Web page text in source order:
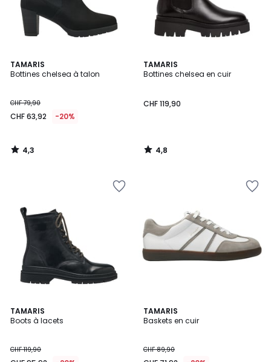
TAMARIS
Bottines chelsea à talon
CHF 79,90
CHF 63,92 -20%
4,3
/ 5
4,3
/
TAMARIS
Bottines chelsea en cuir
CHF 119,90
4,8
/ 5
4,8
/
TAMARIS
Boots à lacets
CHF 119,90
4
/
TAMARIS
Baskets en cuir
CHF 89,90
4,9
/ 5
3
Couleurs